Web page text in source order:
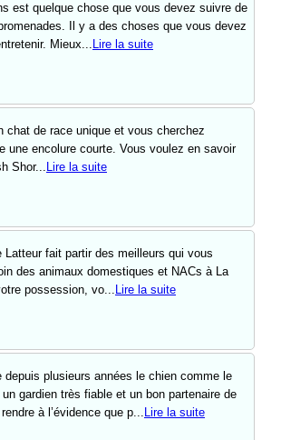
est quelque chose que vous devez suivre de
Il y a des choses que vous devez
Mieux... Lire la suite
de race unique et vous cherchez
une encolure courte. Vous voulez en savoir
Shor... Lire la suite
Latteur fait partir des meilleurs qui vous
des animaux domestiques et NACs à La
possession, vo... Lire la suite
depuis plusieurs années le chien comme le
gardien très fiable et un bon partenaire de
à l’évidence que p... Lire la suite